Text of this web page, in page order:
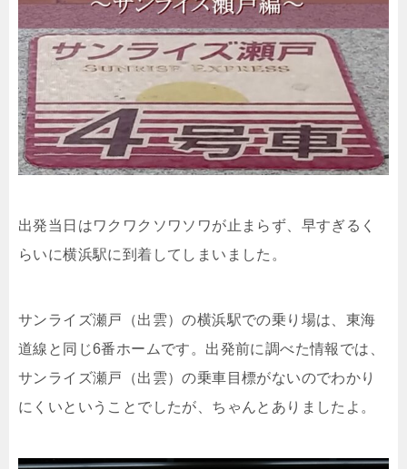
出発当日はワクワクソワソワが止まらず、早すぎるく
らいに横浜駅に到着してしまいました。
サンライズ瀬戸（出雲）の横浜駅での乗り場は、東海
道線と同じ6番ホームです。出発前に調べた情報では、
サンライズ瀬戸（出雲）の乗車目標がないのでわかり
にくいということでしたが、ちゃんとありましたよ。